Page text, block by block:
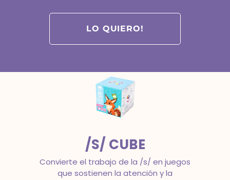
Intervención en dislexia
/S/ CUBE
Convierte el trabajo de la /s/ en juegos
que sostienen la atención y la
LO QUIERO!